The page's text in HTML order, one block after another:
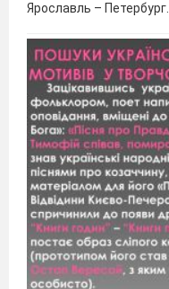
Ярославль – Петербург.